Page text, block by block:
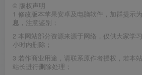
© 版权声明
1 修改版本苹果安卓及电脑软件，加群提示
息 ，注意鉴别；
2 本网站部分资源来源于网络，仅供大家学
小时内删除；
3 若作商业用途，请联系原作者授权，若本
站长进行删除处理；